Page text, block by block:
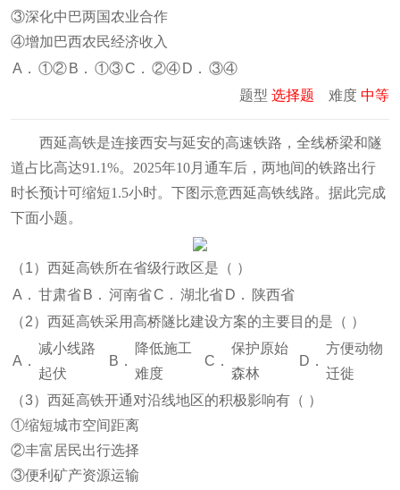
③深化中巴两国农业合作
④增加巴西农民经济收入
A． ①② B． ①③C． ②④ D． ③④
题型 选择题 难度 中等
西延高铁是连接西安与延安的高速铁路，全线桥梁和隧
道占比高达91.1%。2025年10月通车后，两地间的铁路出行
时长预计可缩短1.5小时。下图示意西延高铁线路。据此完成
下面小题。
（1）西延高铁所在省级行政区是（ ）
A． 甘肃省 B． 河南省C． 湖北省 D．
陕西省
（2）西延高铁采用高桥隧比建设方案的主要目的是（ ）
A．
减小线路
起伏
B．
降低施工
难度
C．
保护原始
森林
D．
方便动物
迁徙
（3）西延高铁开通对沿线地区的积极影响有（ ）
①缩短城市空间距离
②丰富居民出行选择
③便利矿产资源运输